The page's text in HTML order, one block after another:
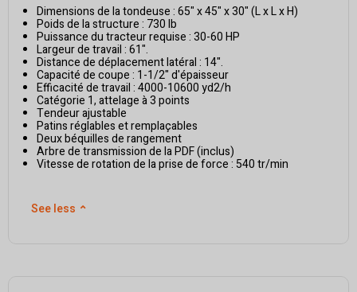
Dimensions de la tondeuse : 65" x 45" x 30" (L x L x H)
Poids de la structure : 730 lb
Puissance du tracteur requise : 30-60 HP
Largeur de travail : 61".
Distance de déplacement latéral : 14".
Capacité de coupe : 1-1/2" d'épaisseur
Efficacité de travail : 4000-10600 yd2/h
Catégorie 1, attelage à 3 points
Tendeur ajustable
Patins réglables et remplaçables
Deux béquilles de rangement
Arbre de transmission de la PDF (inclus)
Vitesse de rotation de la prise de force : 540 tr/min
See less ⌃